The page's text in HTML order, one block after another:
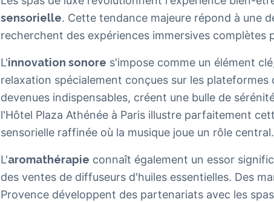
sensorielle. Cette tendance majeure répond à une
recherchent des expériences immersives complètes
L'innovation sonore s'impose comme un élément
relaxation spécialement conçues sur les plateformes
devenues indispensables, créent une bulle de
l'Hôtel Plaza Athénée à Paris illustre parfaitement
sensorielle raffinée où la musique joue un rôle central.
L'aromathérapie connaît également un essor
des ventes de diffuseurs d'huiles essentielles. Des
Provence développent des partenariats avec les